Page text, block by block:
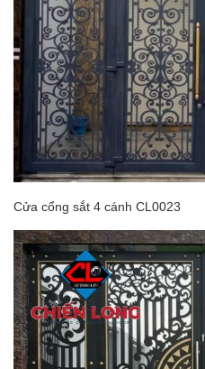
Cửa cổng sắt 4 cánh CL0023